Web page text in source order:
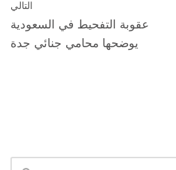
التالي
عقوبة التفحيط في السعودية
يوضحها محامي جنائي جدة